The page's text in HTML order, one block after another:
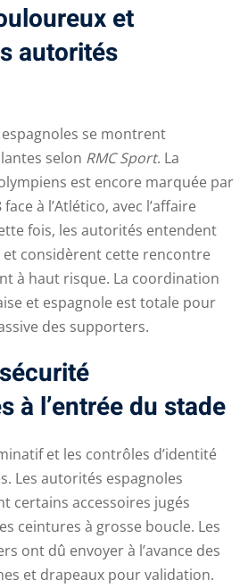
et
autorités
espagnoles se montrent
selon RMC Sport. La
est encore marquée par
à l’Atlético, avec l’affaire
fois, les autorités entendent
considèrent cette rencontre
à haut risque. La coordination
et espagnole est totale pour
des supporters.
à l’entrée du stade
et les contrôles d’identité
Les autorités espagnoles
certains accessoires jugés
ceintures à grosse boucle. Les
ont dû envoyer à l’avance des
et drapeaux pour validation.